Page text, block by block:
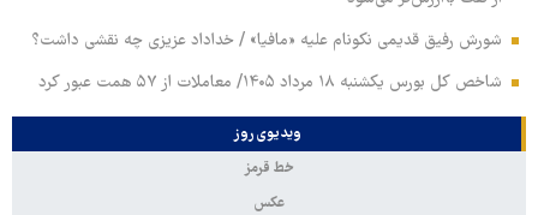
شورش رفیق قدیمی نکونام علیه «مافیا» / خداداد عزیزی چه نقشی داشت؟
شاخص کل بورس یکشنبه ۱۸ مرداد ۱۴۰۵/ معاملات از ۵۷ همت عبور کرد
ویدیوی روز
خط قرمز
عکس